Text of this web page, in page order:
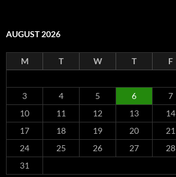
AUGUST 2026
M T W T F
3
4 5 6 7
10
11 12 13 14
17
18 19 20 21
24
25 26 27 28
31